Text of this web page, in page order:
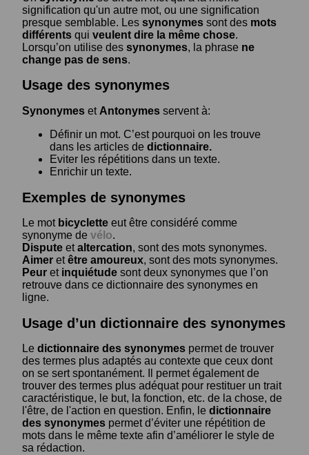
signification qu'un autre mot, ou une signification
presque semblable. Les synonymes sont des mots
différents qui veulent dire la même chose.
Lorsqu’on utilise des synonymes, la phrase ne
change pas de sens.
Usage des synonymes
Synonymes et Antonymes servent à:
Définir un mot. C’est pourquoi on les trouve
dans les articles de dictionnaire.
Eviter les répétitions dans un texte.
Enrichir un texte.
Exemples de synonymes
Le mot bicyclette eut être considéré comme
synonyme de vélo.
Dispute etaltercation, sont des mots synonymes.
Aimer etêtre amoureux, sont des mots synonymes.
Peur et inquiétude sont deux synonymes que l’on
retrouve dans ce dictionnaire des synonymes en
ligne.
Usage d’un dictionnaire des synonymes
Le dictionnaire des synonymes permet de trouver
des termes plus adaptés au contexte que ceux dont
on se sert spontanément. Il permet également de
trouver des termes plus adéquat pour restituer un trait
caractéristique, le but, la fonction, etc. de la chose, de
l'être, de l'action en question. Enfin, le dictionnaire
des synonymes permet d’éviter une répétition de
mots dans le même texte afin d’améliorer le style de
sa rédaction.